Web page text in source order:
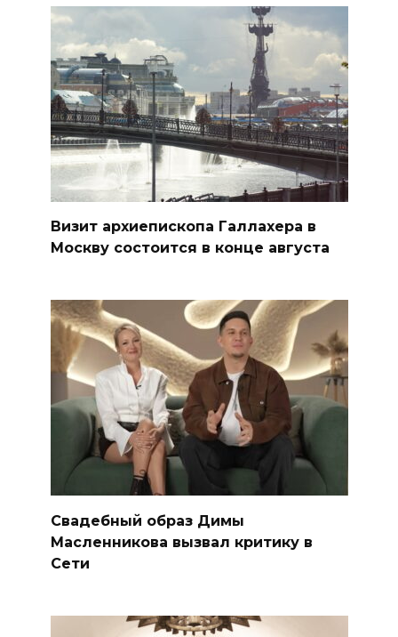
Визит архиепископа Галлахера в
Москву состоится в конце августа
Свадебный образ Димы
Масленникова вызвал критику в
Сети